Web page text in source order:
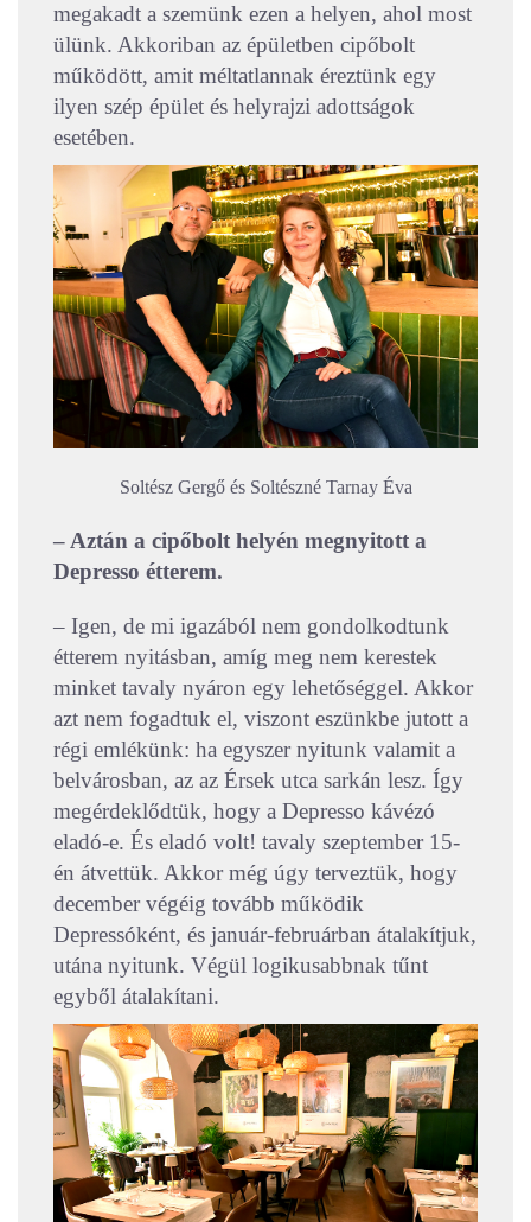
megakadt a szemünk ezen a helyen, ahol most
ülünk. Akkoriban az épületben cipőbolt
működött, amit méltatlannak éreztünk egy
ilyen szép épület és helyrajzi adottságok
esetében.
Soltész Gergő és Soltészné Tarnay Éva
– Aztán a cipőbolt helyén megnyitott a
Depresso étterem.
– Igen, de mi igazából nem gondolkodtunk
étterem nyitásban, amíg meg nem kerestek
minket tavaly nyáron egy lehetőséggel. Akkor
azt nem fogadtuk el, viszont eszünkbe jutott a
régi emlékünk: ha egyszer nyitunk valamit a
belvárosban, az az Érsek utca sarkán lesz. Így
megérdeklődtük, hogy a Depresso kávézó
eladó-e. És eladó volt! tavaly szeptember 15-
én átvettük. Akkor még úgy terveztük, hogy
december végéig tovább működik
Depressóként, és január-februárban átalakítjuk,
utána nyitunk. Végül logikusabbnak tűnt
egyből átalakítani.